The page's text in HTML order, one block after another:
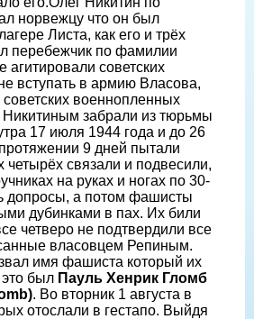
норвежцу что он был
Листа, как его и трёх
перебежчик по фамилии
агитировали советских
вступать в армию Власова,
советских военнопленных
забрали из тюрьмы
17 июля 1944 года и до 26
9 дней пытали
четырёх связали и подвесили,
на руках и ногах по 30-
допросы, а потом фашисты
дубинками в пах. Их били
четверо не подтвердили все
власовцем Репиным.
имя фашиста который их
это был Пауль Хенрик Гломб
. Во вторник 1 августа в
отослали в гестапо. Выйдя